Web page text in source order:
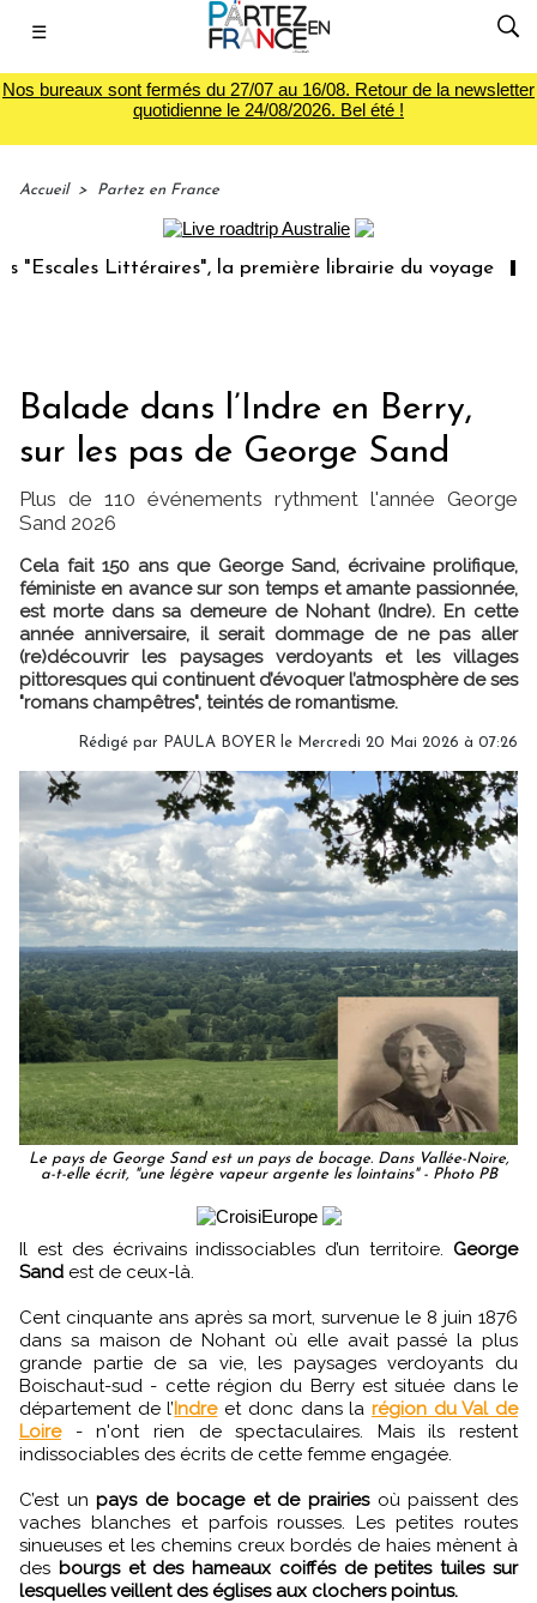
☰
Nos bureaux sont fermés du 27/07 au 16/08. Retour de la newsletter
quotidienne le 24/08/2026. Bel été !
Accueil > Partez en France
la première librairie du voyage Le groupe Sainte-
Balade dans l’Indre en Berry,
sur les pas de George Sand
Plus de 110 événements rythment l'année George
Sand 2026
Cela fait 150 ans que George Sand, écrivaine prolifique,
féministe en avance sur son temps et amante passionnée,
est morte dans sa demeure de Nohant (Indre). En cette
année anniversaire, il serait dommage de ne pas aller
(re)découvrir les paysages verdoyants et les villages
pittoresques qui continuent d’évoquer l’atmosphère de ses
"romans champêtres", teintés de romantisme.
Rédigé par PAULA BOYER le Mercredi 20 Mai 2026 à 07:26
Le pays de George Sand est un pays de bocage. Dans Vallée-Noire,
a-t-elle écrit, "une légère vapeur argente les lointains" - Photo PB
Il est des écrivains indissociables d’un territoire. George
Sand est de ceux-là.
Cent cinquante ans après sa mort, survenue le 8 juin 1876
dans sa maison de Nohant où elle avait passé la plus
grande partie de sa vie, les paysages verdoyants du
Boischaut-sud - cette région du Berry est située dans le
département de l’Indreet donc dans la région du Val de
Loire- n'ont rien de spectaculaires. Mais ils restent
indissociables des écrits de cette femme engagée.
C’est unpays de bocage et de prairiesoù paissent des
vaches blanches et parfois rousses. Les petites routes
sinueuses et les chemins creux bordés de haies mènent à
des bourgs et des hameaux coiffés de petites tuiles sur
lesquelles veillent des églises aux clochers pointus.